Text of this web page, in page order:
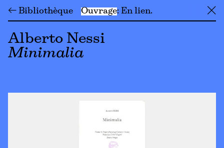
← Bibliothèque Ouvrage En lien ╳
Alberto Nessi
Minimalia